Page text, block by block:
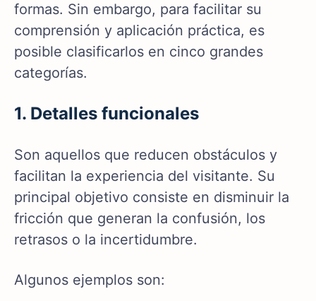
formas. Sin embargo, para facilitar su
comprensión y aplicación práctica, es
posible clasificarlos en cinco grandes
categorías.
1. Detalles funcionales
Son aquellos que reducen obstáculos y
facilitan la experiencia del visitante. Su
principal objetivo consiste en disminuir la
fricción que generan la confusión, los
retrasos o la incertidumbre.
Algunos ejemplos son: